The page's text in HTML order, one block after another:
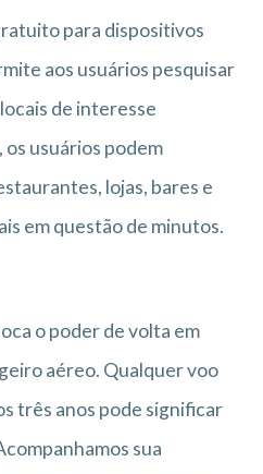
para dispositivos
aos usuários pesquisar
de interesse
os usuários podem
lojas, bares e
em questão de minutos.
o poder de volta em
aéreo. Qualquer voo
três anos pode significar
sua